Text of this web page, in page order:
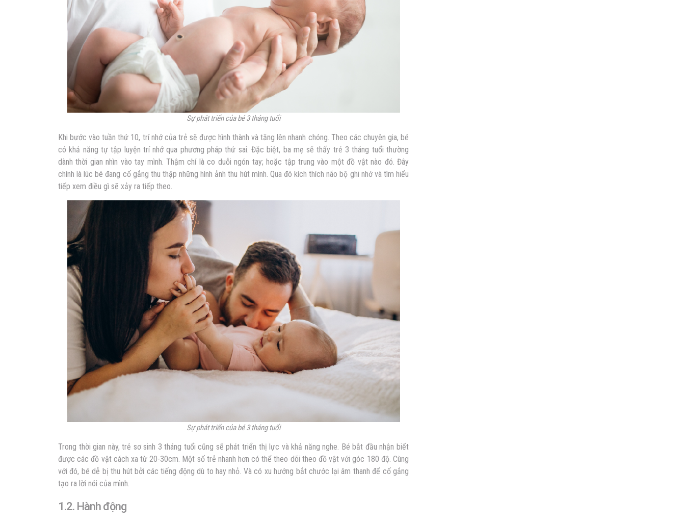
Sự phát triển của bé 3 tháng tuổi
Khi bước vào tuần thứ 10, trí nhớ của trẻ sẽ được hình thành và tăng lên nhanh chóng. Theo các chuyên gia, bé
có khả năng tự tập luyện trí nhớ qua phương pháp thử sai. Đặc biệt, ba mẹ sẽ thấy trẻ 3 tháng tuổi thường
dành thời gian nhìn vào tay mình. Thậm chí là co duỗi ngón tay; hoặc tập trung vào một đồ vật nào đó. Đây
chính là lúc bé đang cố gắng thu thập những hình ảnh thu hút mình. Qua đó kích thích não bộ ghi nhớ và tìm hiểu
tiếp xem điều gì sẽ xảy ra tiếp theo.
Sự phát triển của bé 3 tháng tuổi
Trong thời gian này, trẻ sơ sinh 3 tháng tuổi cũng sẽ phát triển thị lực và khả năng nghe. Bé bắt đầu nhận biết
được các đồ vật cách xa từ 20-30cm. Một số trẻ nhanh hơn có thể theo dõi theo đồ vật với góc 180 độ. Cùng
với đó, bé dễ bị thu hút bởi các tiếng động dù to hay nhỏ. Và có xu hướng bắt chước lại âm thanh để cố gắng
tạo ra lời nói của mình.
1.2. Hành động